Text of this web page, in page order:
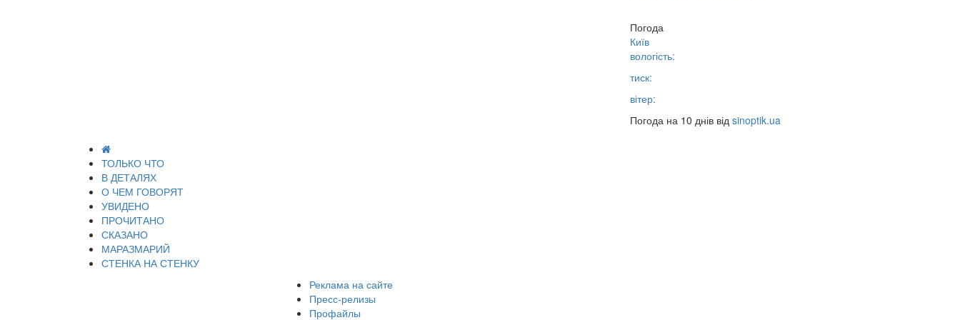
Погода
Київ
вологість:
тиск:
вітер:
Погода на 10 днів від sinoptik.ua
ТОЛЬКО ЧТО
В ДЕТАЛЯХ
О ЧЕМ ГОВОРЯТ
УВИДЕНО
ПРОЧИТАНО
СКАЗАНО
МАРАЗМАРИЙ
СТЕНКА НА СТЕНКУ
Реклама на сайте
Пресс-релизы
Профайлы